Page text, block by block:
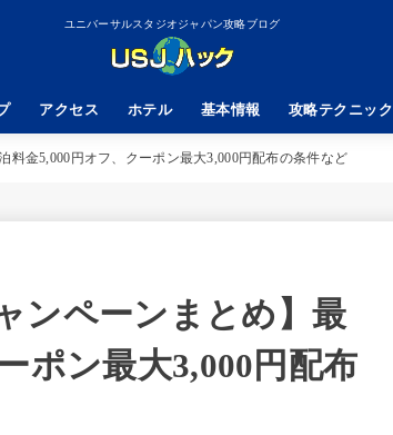
ユニバーサルスタジオジャパン攻略ブログ
アクセス ホテル 基本情報 攻略テクニック
料金5,000円オフ、クーポン最大3,000円配布の条件など
ンペーンまとめ】最
ポン最大3,000円配布